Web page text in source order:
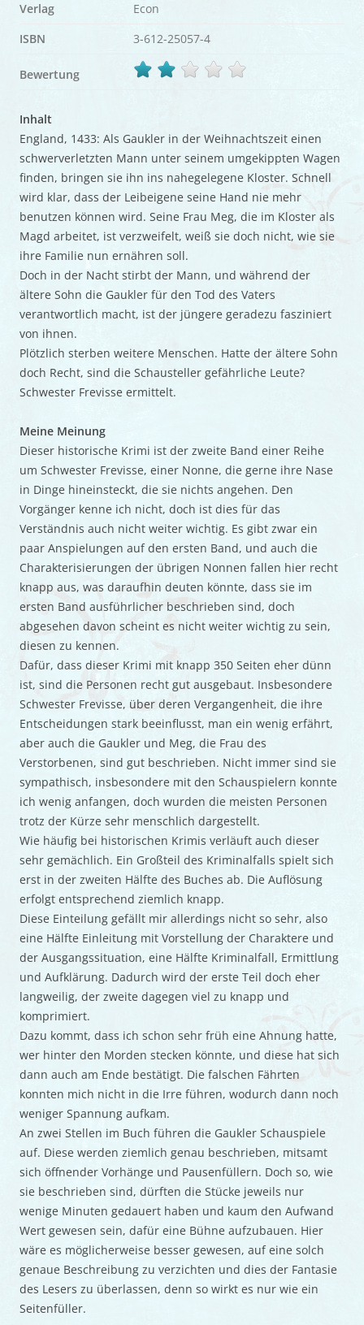
Verlag
Econ
ISBN
3-612-25057-4
Bewertung
Inhalt
England, 1433: Als Gaukler in der Weihnachtszeit einen
schwerverletzten Mann unter seinem umgekippten Wagen
finden, bringen sie ihn ins nahegelegene Kloster. Schnell
wird klar, dass der Leibeigene seine Hand nie mehr
benutzen können wird. Seine Frau Meg, die im Kloster als
Magd arbeitet, ist verzweifelt, weiß sie doch nicht, wie sie
ihre Familie nun ernähren soll.
Doch in der Nacht stirbt der Mann, und während der
ältere Sohn die Gaukler für den Tod des Vaters
verantwortlich macht, ist der jüngere geradezu fasziniert
von ihnen.
Plötzlich sterben weitere Menschen. Hatte der ältere Sohn
doch Recht, sind die Schausteller gefährliche Leute?
Schwester Frevisse ermittelt.
Meine Meinung
Dieser historische Krimi ist der zweite Band einer Reihe
um Schwester Frevisse, einer Nonne, die gerne ihre Nase
in Dinge hineinsteckt, die sie nichts angehen. Den
Vorgänger kenne ich nicht, doch ist dies für das
Verständnis auch nicht weiter wichtig. Es gibt zwar ein
paar Anspielungen auf den ersten Band, und auch die
Charakterisierungen der übrigen Nonnen fallen hier recht
knapp aus, was daraufhin deuten könnte, dass sie im
ersten Band ausführlicher beschrieben sind, doch
abgesehen davon scheint es nicht weiter wichtig zu sein,
diesen zu kennen.
Dafür, dass dieser Krimi mit knapp 350 Seiten eher dünn
ist, sind die Personen recht gut ausgebaut. Insbesondere
Schwester Frevisse, über deren Vergangenheit, die ihre
Entscheidungen stark beeinflusst, man ein wenig erfährt,
aber auch die Gaukler und Meg, die Frau des
Verstorbenen, sind gut beschrieben. Nicht immer sind sie
sympathisch, insbesondere mit den Schauspielern konnte
ich wenig anfangen, doch wurden die meisten Personen
trotz der Kürze sehr menschlich dargestellt.
Wie häufig bei historischen Krimis verläuft auch dieser
sehr gemächlich. Ein Großteil des Kriminalfalls spielt sich
erst in der zweiten Hälfte des Buches ab. Die Auflösung
erfolgt entsprechend ziemlich knapp.
Diese Einteilung gefällt mir allerdings nicht so sehr, also
eine Hälfte Einleitung mit Vorstellung der Charaktere und
der Ausgangssituation, eine Hälfte Kriminalfall, Ermittlung
und Aufklärung. Dadurch wird der erste Teil doch eher
langweilig, der zweite dagegen viel zu knapp und
komprimiert.
Dazu kommt, dass ich schon sehr früh eine Ahnung hatte,
wer hinter den Morden stecken könnte, und diese hat sich
dann auch am Ende bestätigt. Die falschen Fährten
konnten mich nicht in die Irre führen, wodurch dann noch
weniger Spannung aufkam.
An zwei Stellen im Buch führen die Gaukler Schauspiele
auf. Diese werden ziemlich genau beschrieben, mitsamt
sich öffnender Vorhänge und Pausenfüllern. Doch so, wie
sie beschrieben sind, dürften die Stücke jeweils nur
wenige Minuten gedauert haben und kaum den Aufwand
Wert gewesen sein, dafür eine Bühne aufzubauen. Hier
wäre es möglicherweise besser gewesen, auf eine solch
genaue Beschreibung zu verzichten und dies der Fantasie
des Lesers zu überlassen, denn so wirkt es nur wie ein
Seitenfüller.